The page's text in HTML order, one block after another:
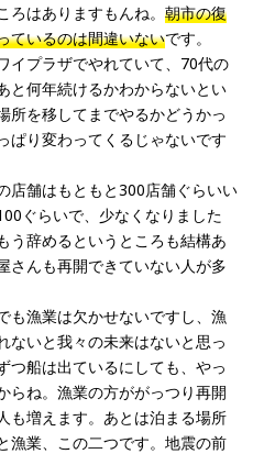
ろはありますもんね。朝市の復
ているのは間違いないです。
イプラザでやれていて、70代の
と何年続けるかわからないとい
所を移してまでやるかどうかっ
ぱり変わってくるじゃないです
店舗はもともと300店舗ぐらいい
ぐらいで、少なくなりました
う辞めるというところも結構あ
さんも再開できていない人が多
も漁業は欠かせないですし、漁
ないと我々の未来はないと思っ
つ船は出ているにしても、やっ
らね。漁業の方ががっつり再開
も増えます。あとは泊まる場所
漁業、この二つです。地震の前